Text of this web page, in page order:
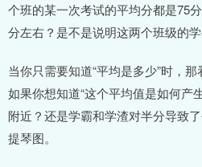
个班的某一次考试的平均分都是75
分左右？是不是说明这两个班级的
当你只需要知道“平均是多少”时，
如果你想知道“这个平均值是如何产
附近？还是学霸和学渣对半分导致
提琴图。